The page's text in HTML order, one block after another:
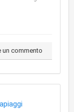
un commento